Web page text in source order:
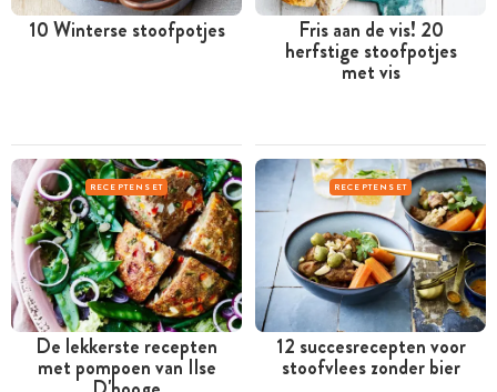
10 Winterse stoofpotjes Fris aan de vis! 20
herfstige stoofpotjes
met vis
RECEPTENSET
De lekkerste recepten
met pompoen van Ilse
RECEPTENSET
12 succesrecepten voor
stoofvlees zonder bier